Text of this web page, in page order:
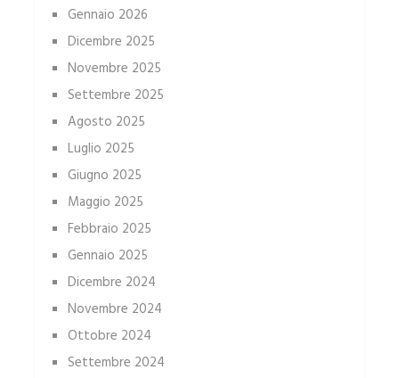
Gennaio 2026
Dicembre 2025
Novembre 2025
Settembre 2025
Agosto 2025
Luglio 2025
Giugno 2025
Maggio 2025
Febbraio 2025
Gennaio 2025
Dicembre 2024
Novembre 2024
Ottobre 2024
Settembre 2024